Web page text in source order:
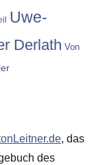
Uwe-
Derlath Von
, das
des